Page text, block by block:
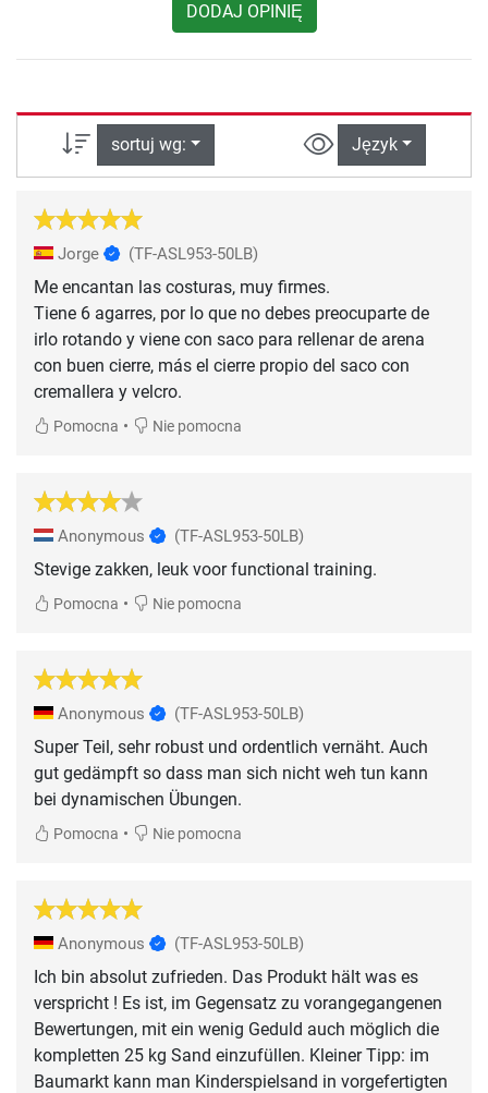
DODAJ OPINIĘ
sortuj wg: Język
Jorge (TF-ASL953-50LB)
Me encantan las costuras, muy firmes.
Tiene 6 agarres, por lo que no debes preocuparte de
irlo rotando y viene con saco para rellenar de arena
con buen cierre, más el cierre propio del saco con
cremallera y velcro.
Pomocna • Nie pomocna
Anonymous (TF-ASL953-50LB)
Stevige zakken, leuk voor functional training.
Pomocna • Nie pomocna
Anonymous (TF-ASL953-50LB)
Super Teil, sehr robust und ordentlich vernäht. Auch
gut gedämpft so dass man sich nicht weh tun kann
bei dynamischen Übungen.
Pomocna • Nie pomocna
Anonymous (TF-ASL953-50LB)
Ich bin absolut zufrieden. Das Produkt hält was es
verspricht ! Es ist, im Gegensatz zu vorangegangenen
Bewertungen, mit ein wenig Geduld auch möglich die
kompletten 25 kg Sand einzufüllen. Kleiner Tipp: im
Baumarkt kann man Kinderspielsand in vorgefertigten